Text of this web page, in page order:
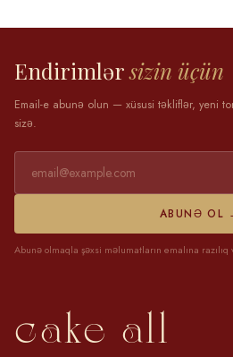
Endirimlərsizin üçün
Email-e abunə olun — xüsusi təkliflər, yeni
sizə.
ABUNƏ OL
Abunə olmaqla şəxsi məlumatların emalına
cake all